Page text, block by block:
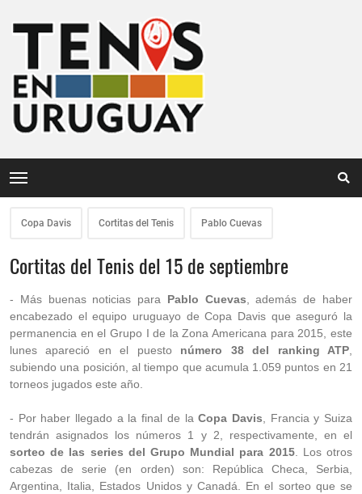
Copa Davis Cortitas del Tenis Pablo Cuevas
Cortitas del Tenis del 15 de septiembre
- Más buenas noticias para Pablo Cuevas , además de haber
encabezado el equipo uruguayo de Copa Davis que aseguró la
permanencia en el Grupo I de la Zona Americana para 2015, este
lunes apareció en el puesto número 38 del ranking ATP
subiendo una posición, al tiempo que acumula 1.059 puntos en 21
torneos jugados este año.
- Por haber llegado a la final de laCopa Davis , Francia y Suiza
tendrán asignados los números 1 y 2, respectivamente, en el
sorteo de las series del Grupo Mundial para 2015. Los otros
cabezas de serie (en orden) son: República Checa, Serbia,
Argentina, Italia, Estados Unidos y Canadá. En el sorteo que se